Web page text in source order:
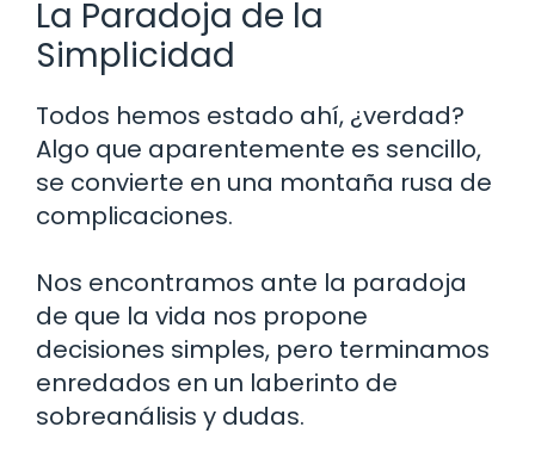
La Paradoja de la
Simplicidad
Todos hemos estado ahí, ¿verdad?
Algo que aparentemente es sencillo,
se convierte en una montaña rusa de
complicaciones.
Nos encontramos ante la paradoja
de que la vida nos propone
decisiones simples, pero terminamos
enredados en un laberinto de
sobreanálisis y dudas.